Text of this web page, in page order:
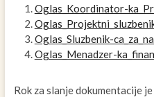
Oglas_Koordinator-
Oglas_Sluzbenik-
Oglas_Menadzer-
Rok za slanje dokumentacije